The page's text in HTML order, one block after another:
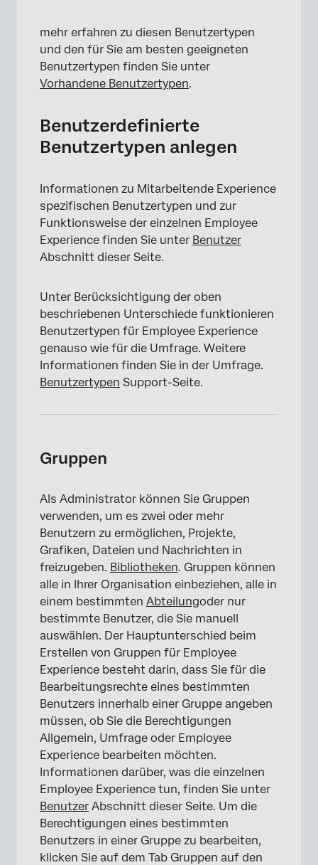
mehr erfahren zu diesen Benutzertypen
und den für Sie am besten geeigneten
Benutzertypen finden Sie unter
Vorhandene Benutzertypen.
Benutzerdefinierte
Benutzertypen anlegen
Informationen zu Mitarbeitende Experience
spezifischen Benutzertypen und zur
Funktionsweise der einzelnen Employee
Experience finden Sie unter Benutzer
Abschnitt dieser Seite.
Unter Berücksichtigung der oben
beschriebenen Unterschiede funktionieren
Benutzertypen für Employee Experience
genauso wie für die Umfrage. Weitere
Informationen finden Sie in der Umfrage.
Benutzertypen Support-Seite.
Gruppen
Als Administrator können Sie Gruppen
verwenden, um es zwei oder mehr
Benutzern zu ermöglichen, Projekte,
Grafiken, Dateien und Nachrichten in
freizugeben. Bibliotheken. Gruppen können
alle in Ihrer Organisation einbeziehen, alle in
einem bestimmten Abteilungoder nur
bestimmte Benutzer, die Sie manuell
auswählen. Der Hauptunterschied beim
Erstellen von Gruppen für Employee
Experience besteht darin, dass Sie für die
Bearbeitungsrechte eines bestimmten
Benutzers innerhalb einer Gruppe angeben
müssen, ob Sie die Berechtigungen
Allgemein, Umfrage oder Employee
Experience bearbeiten möchten.
Informationen darüber, was die einzelnen
Employee Experience tun, finden Sie unter
Benutzer Abschnitt dieser Seite. Um die
Berechtigungen eines bestimmten
Benutzers in einer Gruppe zu bearbeiten,
klicken Sie auf dem Tab Gruppen auf den